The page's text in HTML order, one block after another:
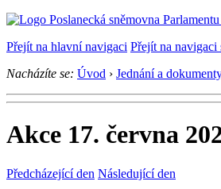
Přejít na hlavní navigaci Přejít na navigaci
Nacházíte se: Úvod › Jednání a
Akce 17. června
Předcházející den Následující den